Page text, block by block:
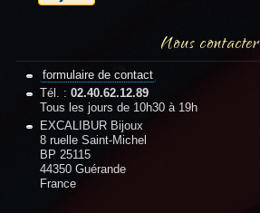
Nous contacter
formulaire de contact
Tél. : 02.40.62.12.89
Tous les jours de 10h30 à 19h
EXCALIBUR Bijoux
8 ruelle Saint-Michel
BP 25115
44350 Guérande
France